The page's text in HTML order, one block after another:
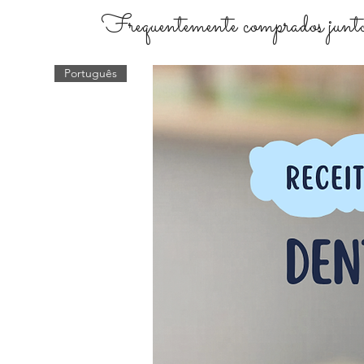
Frequentemente comprados
Português